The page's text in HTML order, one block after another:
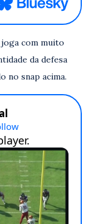
com muito
da defesa
no snap acima.